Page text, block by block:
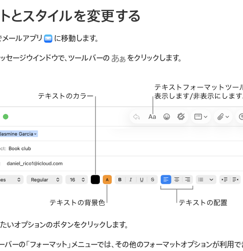
とスタイルを変更する
ールアプリ
に移動します。
セージウインドウで、ツールバーの
をクリックします。
いオプションのボタンをクリックします。
バーの「フォーマット」メニューでは、その他のフォーマットオプションが利用で